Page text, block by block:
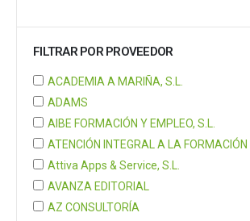
FILTRAR POR PROVEEDOR
ACADEMIA A MARIÑA, S.L.
ADAMS
AIBE FORMACIÓN Y EMPLEO, S.L.
ATENCIÓN INTEGRAL A LA FORMACIÓN
Attiva Apps & Service, S.L.
AVANZA EDITORIAL
AZ CONSULTORÍA